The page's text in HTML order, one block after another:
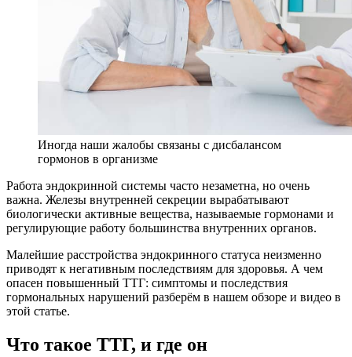
Иногда наши жалобы связаны с дисбалансом
гормонов в организме
Работа эндокринной системы часто незаметна, но очень
важна. Железы внутренней секреции вырабатывают
биологически активные вещества, называемые гормонами и
регулирующие работу большинства внутренних органов.
Малейшие расстройства эндокринного статуса неизменно
приводят к негативным последствиям для здоровья. А чем
опасен повышенный ТТГ: симптомы и последствия
гормональных нарушений разберём в нашем обзоре и видео в
этой статье.
Что такое ТТГ, и где он